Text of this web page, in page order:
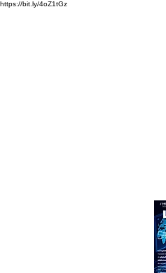
https://bit.ly/4oZ1tGz